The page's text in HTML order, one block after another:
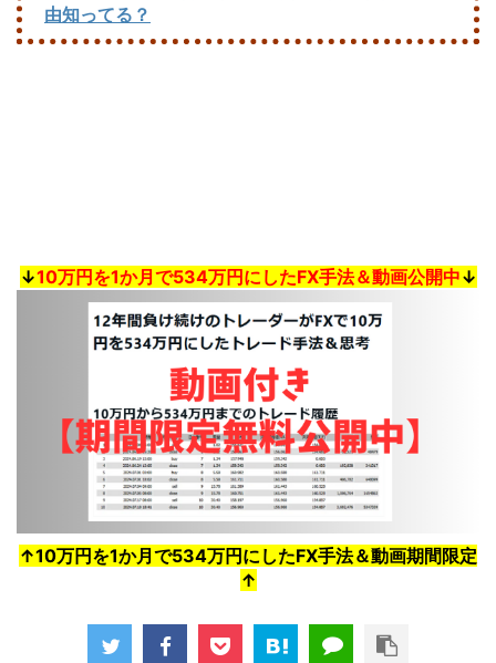
由知ってる？
↓10万円を1か月で534万円にしたFX手法＆動画公開中↓
↑10万円を1か月で534万円にしたFX手法＆動画期間限定
↑